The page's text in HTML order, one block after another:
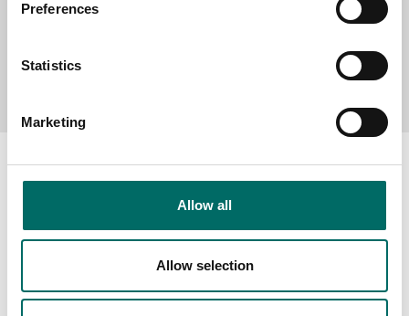
Preferences
Statistics
Marketing
Allow all
Allow selection
Send message
About
The Kamasa Tools warranty